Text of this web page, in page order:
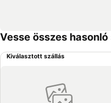
Vesse összes
Kiválasztott szállás